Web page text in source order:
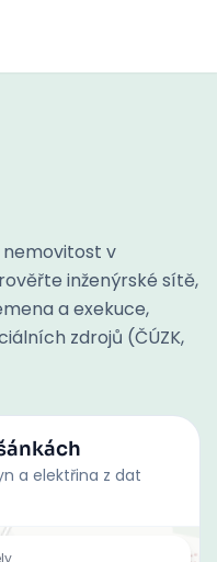
v
inženýrské sítě,
a exekuce,
zdrojů (ČÚZK,
a elektřina z dat